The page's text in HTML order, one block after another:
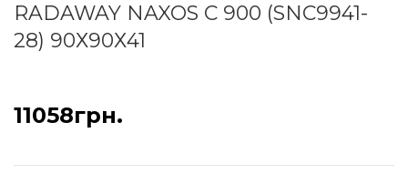
RADAWAY NAXOS C 900 (SNC9941-
28) 90Х90Х41
11058грн.